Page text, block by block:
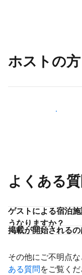
ホストの
ホストとして登録
よくある
ゲストによる宿泊
うなりますか？
掲載が開始される
その他にご不明点
ある質問をご覧くだ